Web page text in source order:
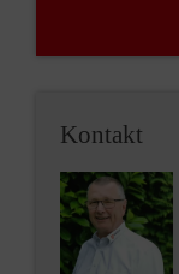
Kontakt